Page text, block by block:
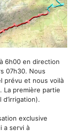
6h00 en direction
07h30. Nous
prévu et nous voilà
La première partie
exclusive
a servi à